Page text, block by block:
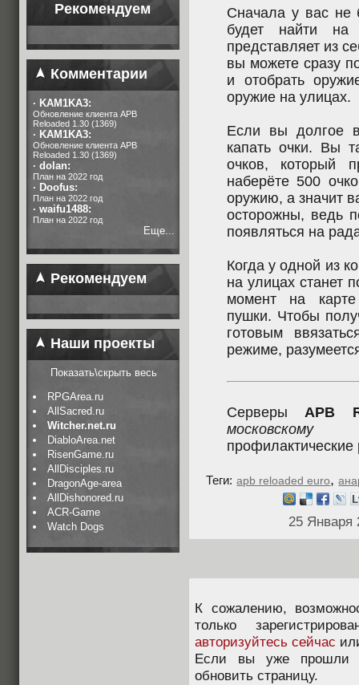
Рекомендуем
Комментарии
· KAM1KA3:
Обновление клиента APB
Reloaded 1.30 (1369)
· KAM1KA3:
Обновление клиента APB
Reloaded 1.30 (1369)
· dolan:
План на 2022 год
· Doofus:
План на 2022 год
· waifu1488:
План на 2022 год
Еще...
Рекомендуем
Наши проекты
Показать\скрыть весь
RPGArea.ru
AllSacred.ru
Witcher.net.ru
DiabloArea.net
RisenGame.ru
AllDisciples.ru
DragonAge-area
AllDishonored.ru
ACR-Game
Watch Dogs
Сначала у вас не
будет найти на
представляет из
вы можете сразу
и отобрать
оружие на улицах.
Если вы долгое
капать очки. Вы
очков, который
наберёте 500
оружию, а значит
осторожны, ведь
появляться на
Когда у одной из
на улицах станет
момент на карте
пушки. Чтобы
готовым
режиме,
СерверыAPB
московскому
профилактические
Теги: apb reloaded euro,
25
К сожалению,
только
авторизуйтесь сейчас
Если вы уже прошли
обновить страницу.